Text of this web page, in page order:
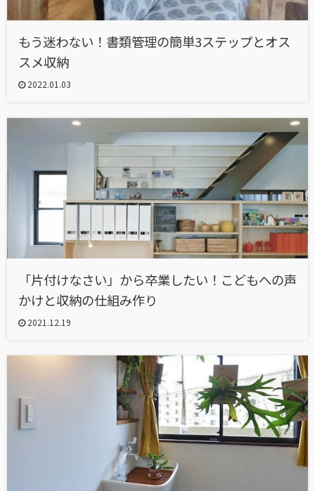
もう迷わない！書類管理の簡単3ステップとオス
スメ収納
2022.01.03
「片付けなさい」から卒業したい！こどもへの声
かけと収納の仕組み作り
2021.12.19